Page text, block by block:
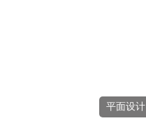
平面设计